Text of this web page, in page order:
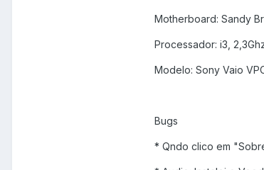
Motherboard: Sandy
Processador: i3,
Modelo: Sony Vaio
Bugs
* Qndo clico em